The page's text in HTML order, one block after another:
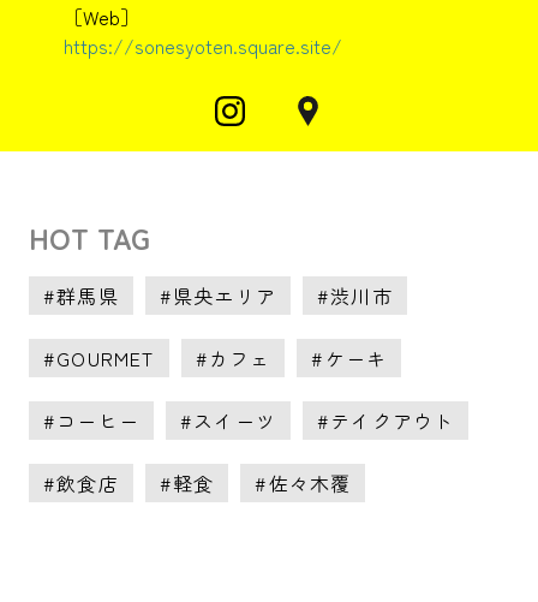
［Web］
https://sonesyoten.square.site/
HOT TAG
群馬県 県央エリア 渋川市
GOURMET カフェ ケーキ
コーヒー スイーツ テイクアウト
飲食店 軽食 佐々木覆